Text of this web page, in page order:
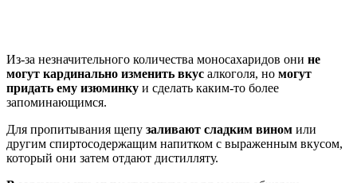
Из-за незначительного количества моносахаридов они не
могут кардинально изменить вкус алкоголя, но могут
придать ему изюминку и сделать каким-то более
запоминающимся.
Для пропитывания щепу заливают сладким вином или
другим спиртосодержащим напитком с выраженным вкусом,
который они затем отдают дистилляту.